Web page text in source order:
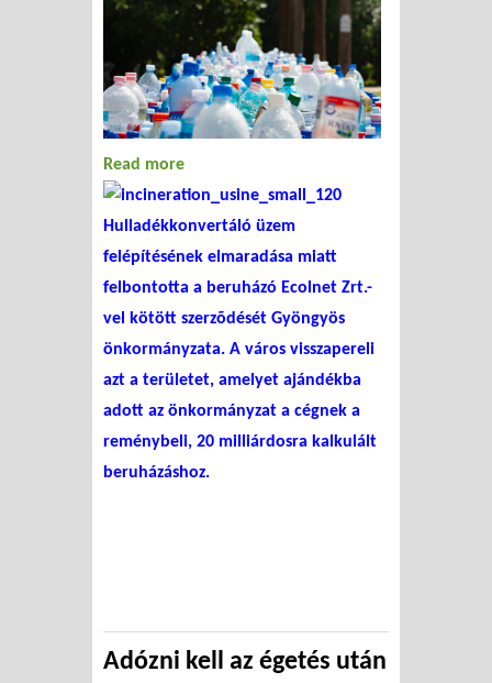
Read more
szerződésbontás és új égető
a láthatáron
Hulladékkonvertáló üzem
felépítésének elmaradása miatt
felbontotta a beruházó Ecolnet Zrt.-
vel kötött szerzõdését Gyöngyös
önkormányzata. A város visszapereli
azt a területet, amelyet ajándékba
adott az önkormányzat a cégnek a
reménybeli, 20 milliárdosra kalkulált
beruházáshoz.
Adózni kell az égetés után